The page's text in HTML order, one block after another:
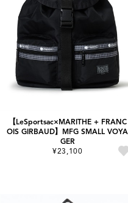
【LeSportsac×MARITHE + FRANC
OIS GIRBAUD】MFG SMALL VOYA
GER
¥23,100